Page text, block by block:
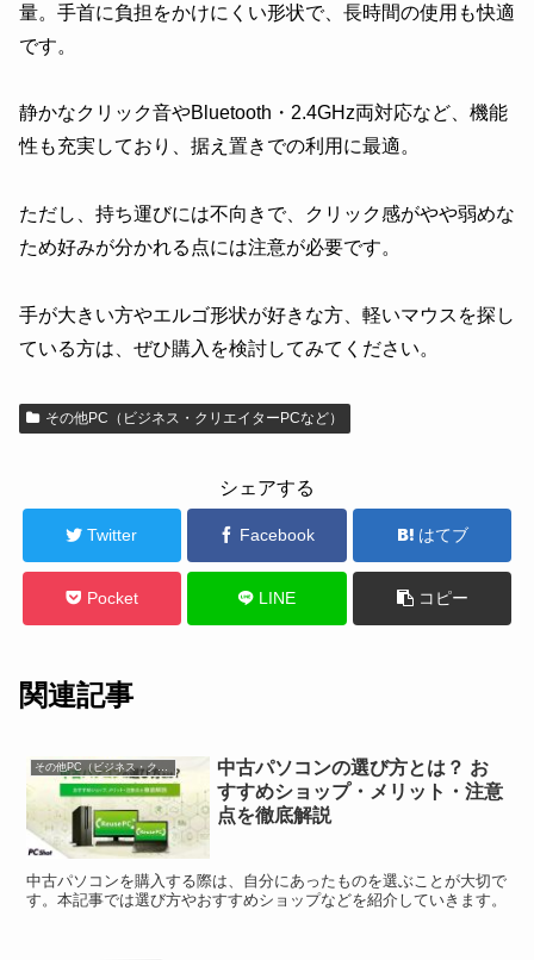
量。手首に負担をかけにくい形状で、長時間の使用も快適
です。
静かなクリック音やBluetooth・2.4GHz両対応など、機能
性も充実しており、据え置きでの利用に最適。
ただし、持ち運びには不向きで、クリック感がやや弱めな
ため好みが分かれる点には注意が必要です。
手が大きい方やエルゴ形状が好きな方、軽いマウスを探し
ている方は、ぜひ購入を検討してみてください。
その他PC（ビジネス・クリエイターPCなど）
シェアする
Twitter Facebook はてブ
Pocket LINE コピー
関連記事
その他PC（ビジネス・クリエイターPCなど）
中古パソコンの選び方とは？ お
すすめショップ・メリット・注意
点を徹底解説
中古パソコンを購入する際は、自分にあったものを選ぶことが大切で
す。本記事では選び方やおすすめショップなどを紹介していきます。